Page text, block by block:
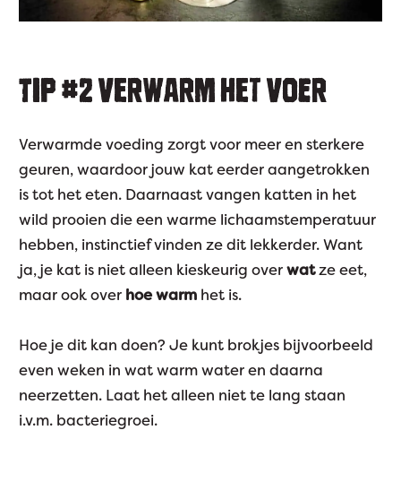
TIP #2 VERWARM HET VOER
Verwarmde voeding zorgt voor meer en sterkere
geuren, waardoor jouw kat eerder aangetrokken
is tot het eten. Daarnaast vangen katten in het
wild prooien die een warme lichaamstemperatuur
hebben, instinctief vinden ze dit lekkerder. Want
ja, je kat is niet alleen kieskeurig overwatze eet,
maar ook over hoe warmhet is.
Hoe je dit kan doen? Je kunt brokjes bijvoorbeeld
even weken in wat warm water en daarna
neerzetten. Laat het alleen niet te lang staan
i.v.m. bacteriegroei.